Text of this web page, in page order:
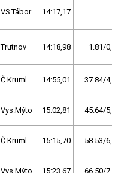
VS Tábor 14:17,17
Trutnov 14:18,98 1.81/0,2
Č.Kruml. 14:55,01 37.84/4,4
Vys.Mýto 15:02,81 45.64/5,3
Č.Kruml. 15:15,70 58.53/6,8
Vys.Mýto 15:23,67 66.50/7,8